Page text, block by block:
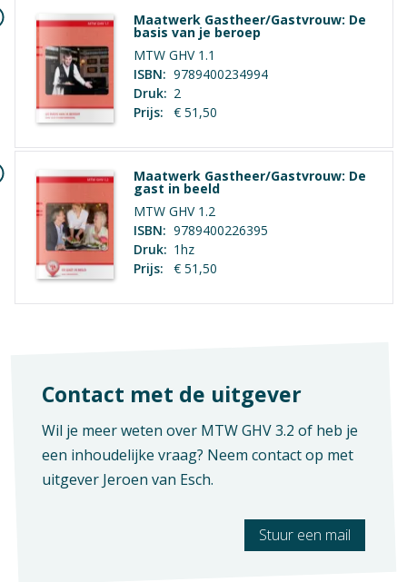
Context
Maatwerk
Vak
Praktijkvak
Opleiding / Kwalificatiedossier
Examen / Kwalificatie / Uitstroom
Geen hoofdstukken aanwezig
Maatwerk Gastheer/Gastvrouw: De
basis van je beroep
MTW GHV 1.1
ISBN: 9789400234994
Druk: 2
Prijs:
€ 51,50
Maatwerk Gastheer/Gastvrouw: De
gast in beeld
MTW GHV 1.2
ISBN: 9789400226395
Druk: 1hz
Prijs:
€ 51,50
Contact met de uitgever
Wil je meer weten over MTW GHV 3.2 of heb je
een inhoudelijke vraag? Neem contact op met
uitgever Jeroen van Esch.
Stuur een mail